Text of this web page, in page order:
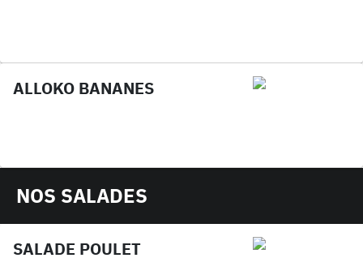
ALLOKO BANANES
NOS SALADES
SALADE POULET